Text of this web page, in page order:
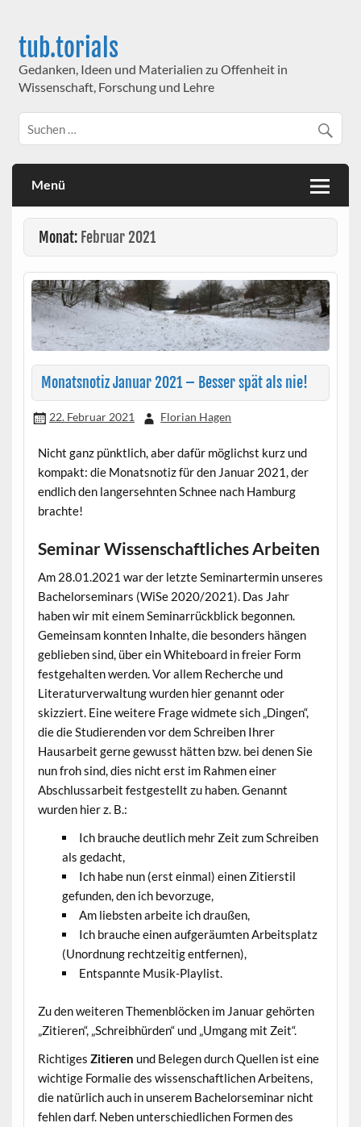
tub.torials
Gedanken, Ideen und Materialien zu Offenheit in
Wissenschaft, Forschung und Lehre
Menü
Monat: Februar 2021
Monatsnotiz Januar 2021 – Besser spät als nie!
22. Februar 2021 Florian Hagen
Nicht ganz pünktlich, aber dafür möglichst kurz und
kompakt: die Monatsnotiz für den Januar 2021, der
endlich den langersehnten Schnee nach Hamburg
brachte!
Seminar Wissenschaftliches Arbeiten
Am 28.01.2021 war der letzte Seminartermin unseres
Bachelorseminars (WiSe 2020/2021). Das Jahr
haben wir mit einem Seminarrückblick begonnen.
Gemeinsam konnten Inhalte, die besonders hängen
geblieben sind, über ein Whiteboard in freier Form
festgehalten werden. Vor allem Recherche und
Literaturverwaltung wurden hier genannt oder
skizziert. Eine weitere Frage widmete sich „Dingen“,
die die Studierenden vor dem Schreiben Ihrer
Hausarbeit gerne gewusst hätten bzw. bei denen Sie
nun froh sind, dies nicht erst im Rahmen einer
Abschlussarbeit festgestellt zu haben. Genannt
wurden hier z. B.:
Ich brauche deutlich mehr Zeit zum Schreiben
als gedacht,
Ich habe nun (erst einmal) einen Zitierstil
gefunden, den ich bevorzuge,
Am liebsten arbeite ich draußen,
Ich brauche einen aufgeräumten Arbeitsplatz
(Unordnung rechtzeitig entfernen),
Entspannte Musik-Playlist.
Zu den weiteren Themenblöcken im Januar gehörten
„Zitieren“, „Schreibhürden“ und „Umgang mit Zeit“.
Richtiges Zitieren und Belegen durch Quellen ist eine
wichtige Formalie des wissenschaftlichen Arbeitens,
die natürlich auch in unserem Bachelorseminar nicht
fehlen darf. Neben unterschiedlichen Formen des